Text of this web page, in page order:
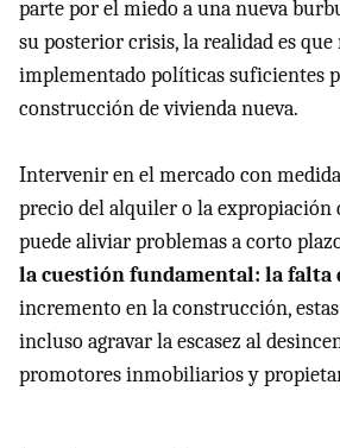
parte por el miedo a una nueva
su posterior crisis, la realidad es que
implementado políticas suficientes
construcción de vivienda nueva.
Intervenir en el mercado con
precio del alquiler o la expropiación
puede aliviar problemas a corto
la cuestión fundamental: la falta
incremento en la construcción,
incluso agravar la escasez al
promotores inmobiliarios y